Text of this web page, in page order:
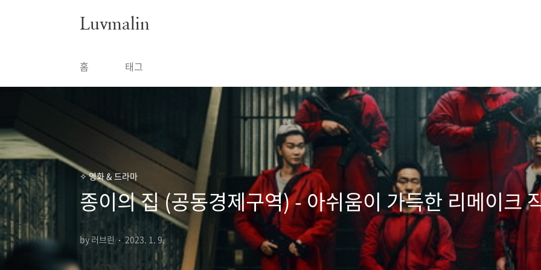
Luvmalin
홈 태그
✧ 영화 & 드라마
종이의 집 (공동경제구역) - 아쉬움이 가득한 리메이크
by 러브린 2023. 1. 9.